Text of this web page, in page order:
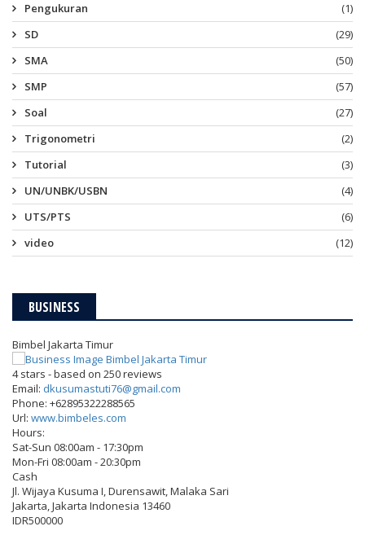
Pengukuran
(1)
SD
(29)
SMA
(50)
SMP
(57)
Soal
(27)
Trigonometri
(2)
Tutorial
(3)
UN/UNBK/USBN
(4)
UTS/PTS
(6)
video
(12)
BUSINESS
Bimbel Jakarta Timur
4stars - based on 250reviews
Email: dkusumastuti76@gmail.com
Phone: +62895322288565
Url: www.bimbeles.com
Hours:
Sat-Sun 08:00am - 17:30pm
Mon-Fri 08:00am - 20:30pm
Cash
Jl. Wijaya Kusuma I, Durensawit, Malaka Sari
Jakarta,Jakarta Indonesia 13460
IDR500000